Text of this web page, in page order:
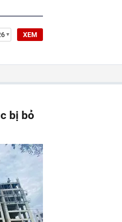
XEM
bị bỏ